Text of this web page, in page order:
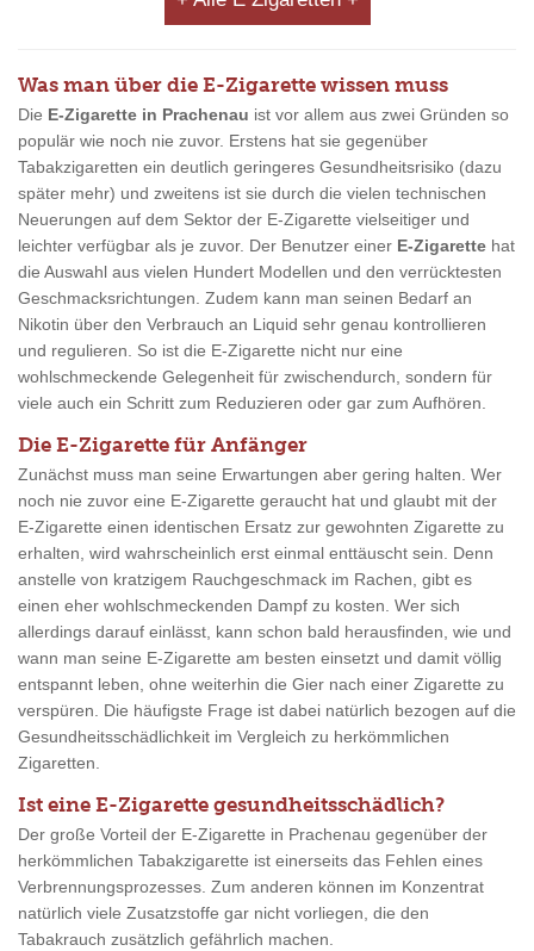
Was man über die E-Zigarette wissen muss
Die E-Zigarette in Prachenau ist vor allem aus zwei Gründen so
populär wie noch nie zuvor. Erstens hat sie gegenüber
Tabakzigaretten ein deutlich geringeres Gesundheitsrisiko (dazu
später mehr) und zweitens ist sie durch die vielen technischen
Neuerungen auf dem Sektor der E-Zigarette vielseitiger und
leichter verfügbar als je zuvor. Der Benutzer einer E-Zigarette hat
die Auswahl aus vielen Hundert Modellen und den verrücktesten
Geschmacksrichtungen. Zudem kann man seinen Bedarf an
Nikotin über den Verbrauch an Liquid sehr genau kontrollieren
und regulieren. So ist die E-Zigarette nicht nur eine
wohlschmeckende Gelegenheit für zwischendurch, sondern für
viele auch ein Schritt zum Reduzieren oder gar zum Aufhören.
Die E-Zigarette für Anfänger
Zunächst muss man seine Erwartungen aber gering halten. Wer
noch nie zuvor eine E-Zigarette geraucht hat und glaubt mit der
E-Zigarette einen identischen Ersatz zur gewohnten Zigarette zu
erhalten, wird wahrscheinlich erst einmal enttäuscht sein. Denn
anstelle von kratzigem Rauchgeschmack im Rachen, gibt es
einen eher wohlschmeckenden Dampf zu kosten. Wer sich
allerdings darauf einlässt, kann schon bald herausfinden, wie und
wann man seine E-Zigarette am besten einsetzt und damit völlig
entspannt leben, ohne weiterhin die Gier nach einer Zigarette zu
verspüren. Die häufigste Frage ist dabei natürlich bezogen auf die
Gesundheitsschädlichkeit im Vergleich zu herkömmlichen
Zigaretten.
Ist eine E-Zigarette gesundheitsschädlich?
Der große Vorteil der E-Zigarette in Prachenau gegenüber der
herkömmlichen Tabakzigarette ist einerseits das Fehlen eines
Verbrennungsprozesses. Zum anderen können im Konzentrat
natürlich viele Zusatzstoffe gar nicht vorliegen, die den
Tabakrauch zusätzlich gefährlich machen.